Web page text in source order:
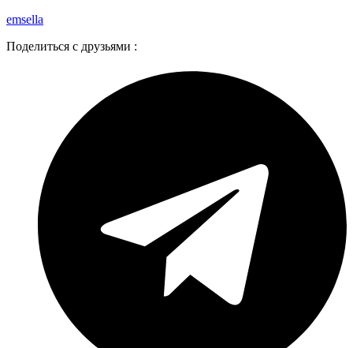
emsella
Поделиться с друзьями :